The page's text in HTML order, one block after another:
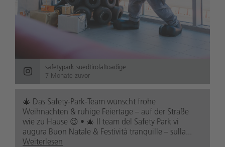
safetypark.suedtirolaltoadige
7 Monate zuvor
🎄 Das Safety-Park-Team wünscht frohe
Weihnachten & ruhige Feiertage – auf der Straße
wie zu Hause 😉 • 🎄 Il team del Safety Park vi
augura Buon Natale & Festività tranquille – sulla...
Weiterlesen